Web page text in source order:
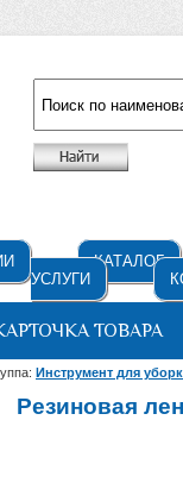
КАТАЛОГ
УСЛУГИ
ТОВАРА
Инструмент для
Резиновая